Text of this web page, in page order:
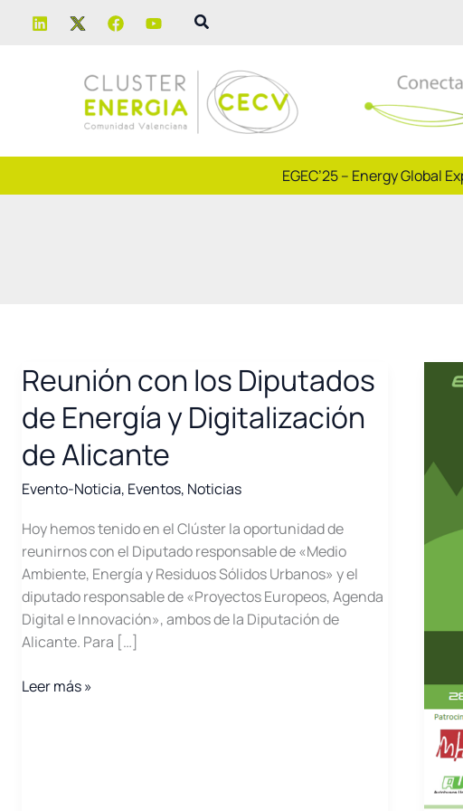
Buscar
EGEC’25 – Energy Global
Reunión con los Diputados
de Energía y Digitalización
de Alicante
Evento-Noticia, Eventos, Noticias
Hoy hemos tenido en el Clúster la oportunidad de
reunirnos con el Diputado responsable de «Medio
Ambiente, Energía y Residuos Sólidos Urbanos» y el
diputado responsable de «Proyectos Europeos, Agenda
Digital e Innovación», ambos de la Diputación de
Alicante. Para […]
Reunión
Leer más »